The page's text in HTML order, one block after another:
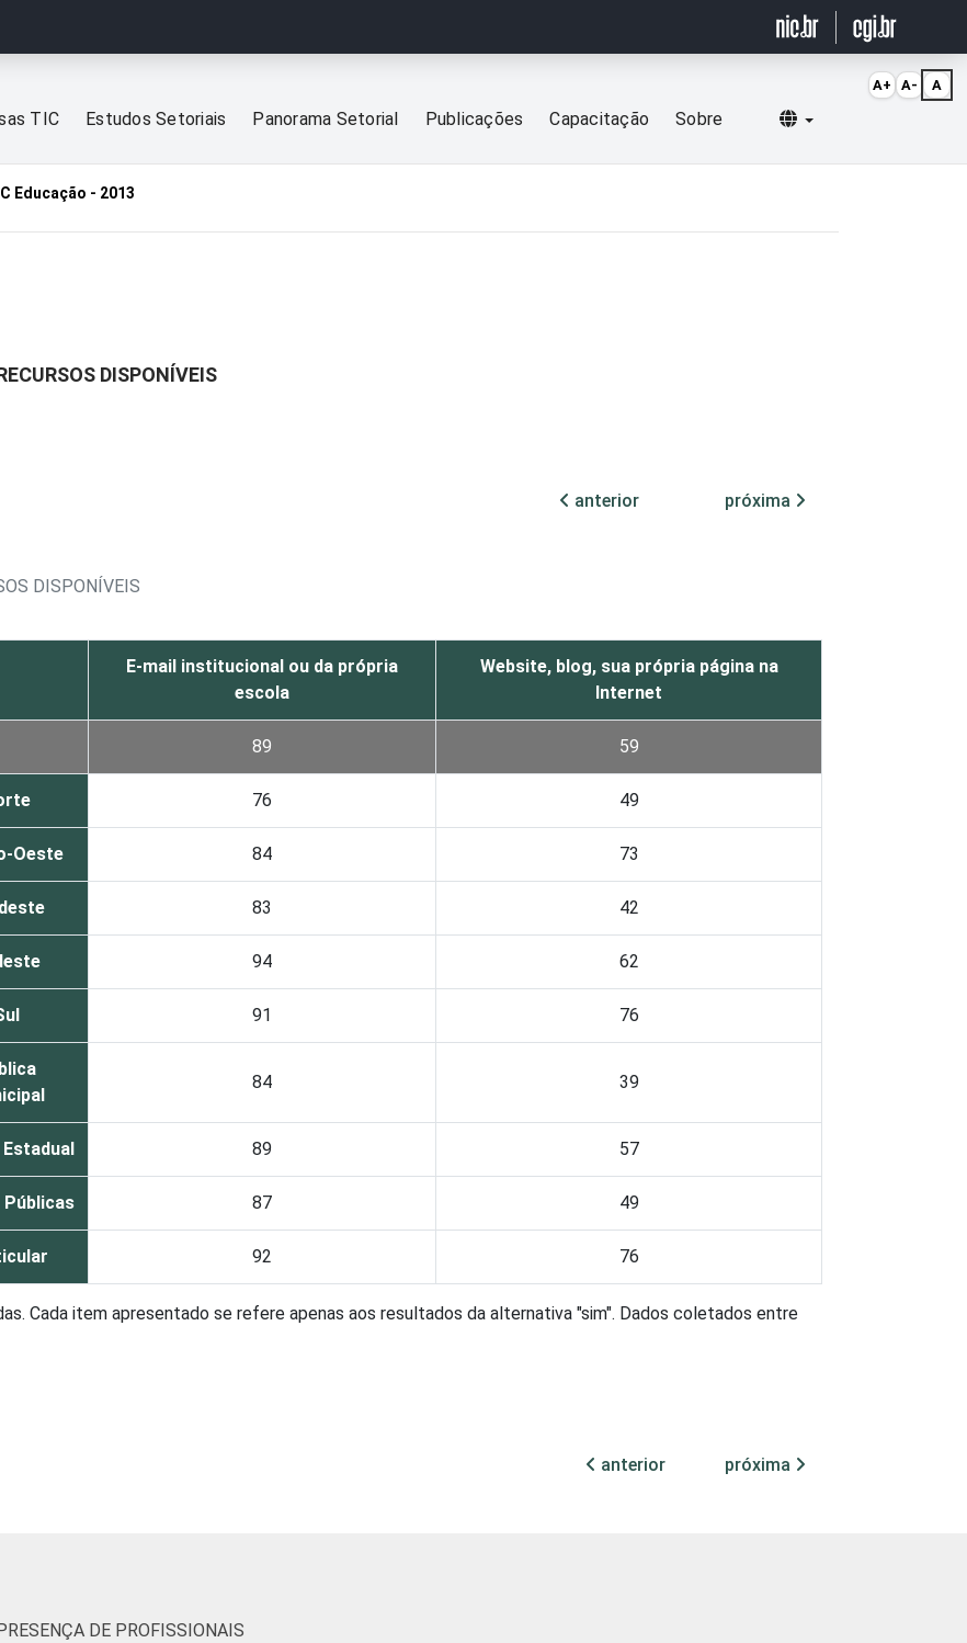
TIC Estudos Setoriais Panorama Setorial Publicações Capacitação Sobre Selecionar idioma
Educação - 2013
DISPONÍVEIS
anterior
próxima
DISPONÍVEIS
E-mail institucional ou da própria
escola
Website, blog, sua própria página na
Internet
89 59
76 49
Oeste 84 73
83 42
94 62
91 76
84 39
89 57
87 49
92 76
Cada item apresentado se refere apenas aos resultados da alternativa "sim". Dados coletados entre
anterior próxima
DE PROFISSIONAIS
A+ A- A